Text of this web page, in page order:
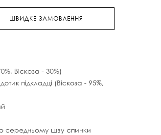
ШВИДКЕ ЗАМОВЛЕННЯ
Віскоза - 30%)
підкладці (Віскоза - 95%,
середньому шву спинки